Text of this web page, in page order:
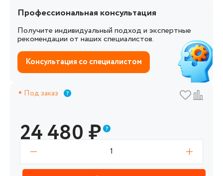
Профессиональная консультация
Получите индивидуальный подход и экспертные
рекомендации от наших специалистов.
Консультация со специалистом
Под заказ
24 480₽
1